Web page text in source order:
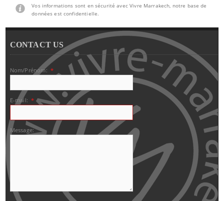
Vos informations sont en sécurité avec Vivre Marrakech, notre base de
données est confidentielle.
CONTACT US
Nom/Prénom: *
E-mail: *
Message: